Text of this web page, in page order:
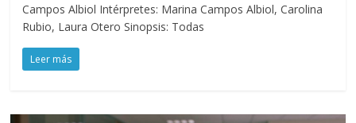
Campos Albiol Intérpretes: Marina Campos Albiol, Carolina
Rubio, Laura Otero Sinopsis: Todas
Leer más